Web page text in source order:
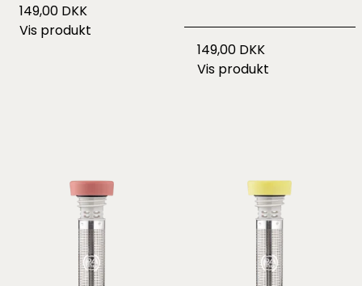
149,00 DKK
Vis produkt
149,00 DKK
Vis produkt